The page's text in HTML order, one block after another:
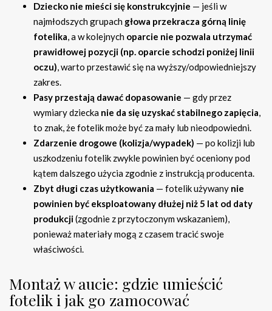
Dziecko nie mieści się konstrukcyjnie — jeśli w
najmłodszych grupach głowa przekracza górną linię
fotelika, a w kolejnych oparcie nie pozwala utrzymać
prawidłowej pozycji (np. oparcie schodzi poniżej linii
oczu), warto przestawić się na wyższy/odpowiedniejszy
zakres.
Pasy przestają dawać dopasowanie — gdy przez
wymiary dziecka nie da się uzyskać stabilnego zapięcia,
to znak, że fotelik może być za mały lub nieodpowiedni.
Zdarzenie drogowe (kolizja/wypadek) — po kolizji lub
uszkodzeniu fotelik zwykle powinien być oceniony pod
kątem dalszego użycia zgodnie z instrukcją producenta.
Zbyt długi czas użytkowania — fotelik używany nie
powinien być eksploatowany dłużej niż 5 lat od daty
produkcji(zgodnie z przytoczonym wskazaniem),
ponieważ materiały mogą z czasem tracić swoje
właściwości.
Montaż w aucie: gdzie umieścić
fotelik i jak go zamocować